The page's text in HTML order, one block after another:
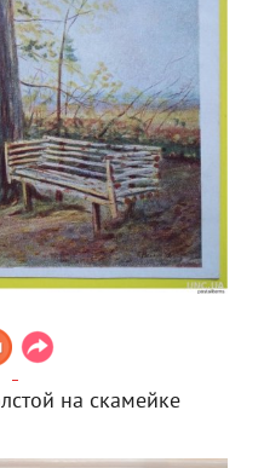
на скамейке